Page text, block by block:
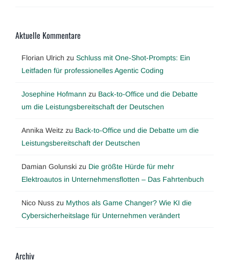
Aktuelle Kommentare
Florian Ulrich zu Schluss mit One-Shot-Prompts: Ein
Leitfaden für professionelles Agentic Coding
Josephine Hofmann zu Back-to-Office und die Debatte
um die Leistungsbereitschaft der Deutschen
Annika Weitz zu Back-to-Office und die Debatte um die
Leistungsbereitschaft der Deutschen
Damian Golunski zu Die größte Hürde für mehr
Elektroautos in Unternehmensflotten – Das Fahrtenbuch
Nico Nuss zu Mythos als Game Changer? Wie KI die
Cybersicherheitslage für Unternehmen verändert
Archiv